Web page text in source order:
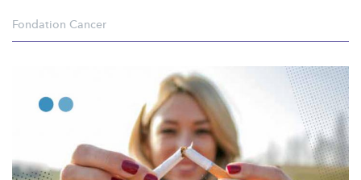
Fondation Cancer